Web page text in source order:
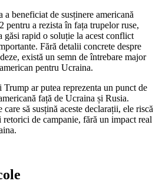
beneficiat de susținere americană
pentru a rezista în fața trupelor ruse,
rapid o soluție la acest conflict
Fără detalii concrete despre
există un semn de întrebare major
pentru Ucraina.
ar putea reprezenta un punct de
față de Ucraina și Rusia.
să susțină aceste declarații, ele riscă
retorici de campanie, fără un impact real